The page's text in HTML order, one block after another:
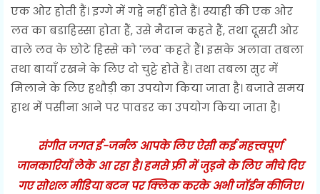
एक ओर होती हैं। इग्गे में गद्वे नहीं होते हैं। स्याही की एक ओर
लव का बडाहिस्सा होता हैं, उसे मैदान कहते हैं, तथा दूसरी ओर
वाले लव के छोटे हिस्से को 'लव' कहते हैं। इसके अलावा तबला
तथा बायाँ रखने के लिए दो चुट्टे होते हैं। तथा तबला सुर में
मिलाने के लिए हथौड़ी का उपयोग किया जाता है। बजाते समय
हाथ में पसीना आने पर पावडर का उपयोग किया जाता है।
संगीत जगत ई-जर्नल आपके लिए ऐसी कई महत्त्वपूर्ण
जानकारियाँ लेके आ रहा है। हमसे फ्री में जुड़ने के लिए नीचे दिए
गए सोशल मीडिया बटन पर क्लिक करके अभी जॉईन कीजिए।